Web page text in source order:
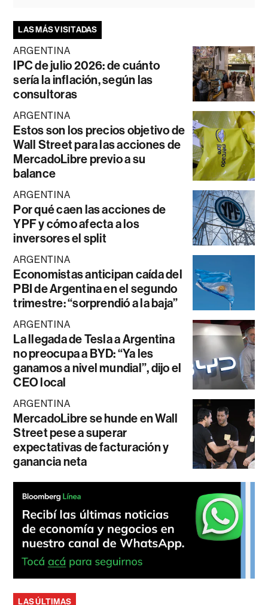
LAS MÁS VISITADAS
ARGENTINA
IPC de julio 2026: de cuánto
sería la inflación, según las
consultoras
ARGENTINA
Estos son los precios objetivo de
Wall Street para las acciones de
MercadoLibre previo a su
balance
ARGENTINA
Por qué caen las acciones de
YPF y cómo afecta a los
inversores el split
ARGENTINA
Economistas anticipan caída del
PBI de Argentina en el segundo
trimestre: “sorprendió a la baja”
ARGENTINA
La llegada de Tesla a Argentina
no preocupa a BYD: “Ya les
ganamos a nivel mundial”, dijo el
CEO local
ARGENTINA
MercadoLibre se hunde en Wall
Street pese a superar
expectativas de facturación y
ganancia neta
LAS ÚLTIMAS